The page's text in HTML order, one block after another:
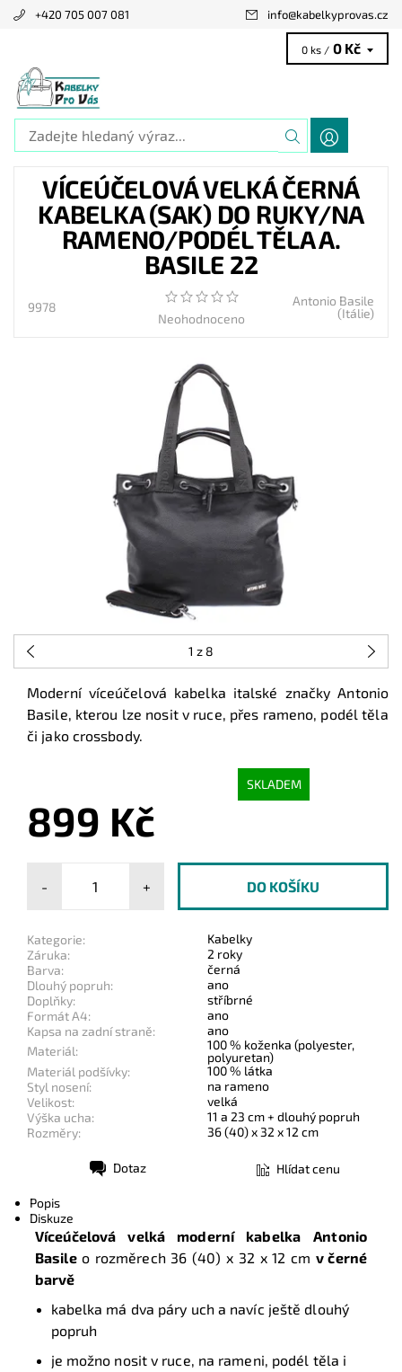
+420 705 007 081 info@kabelkyprovas.cz
0 ks / 0 Kč
VÍCEÚČELOVÁ VELKÁ ČERNÁ
KABELKA (SAK) DO RUKY/NA
RAMENO/PODÉL TĚLA A.
BASILE 22
9978
Neohodnoceno
Antonio Basile
(Itálie)
1 z 8
Moderní víceúčelová kabelka italské značky Antonio
Basile, kterou lze nosit v ruce, přes rameno, podél těla
či jako crossbody.
SKLADEM
899 Kč
- +
Kategorie:
Kabelky
Záruka:
2 roky
Barva:
černá
Dlouhý popruh:
ano
Doplňky:
stříbrné
Formát A4:
ano
Kapsa na zadní straně:
ano
Materiál:
100 % koženka (polyester,
polyuretan)
Materiál podšívky:
100 % látka
Styl nosení:
na rameno
Velikost:
velká
Výška ucha:
11 a 23 cm + dlouhý popruh
Rozměry:
36 (40) x 32 x 12 cm
Dotaz Hlídat cenu
Popis
Diskuze
Víceúčelová velká moderní kabelka
Antonio
Basileo rozměrech 36 (40) x 32 x 12 cm v černé
barvě
kabelka má dva páry uch a navíc ještě dlouhý
popruh
je možno nosit v ruce, na rameni, podél těla i